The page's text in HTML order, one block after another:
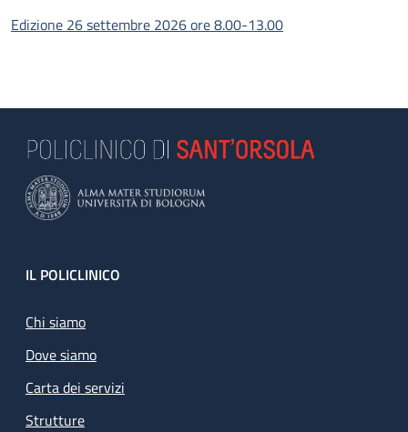
Edizione 26 settembre 2026 ore 8.00-13.00
Footer
IL POLICLINICO
Chi siamo
Dove siamo
Carta dei servizi
Strutture